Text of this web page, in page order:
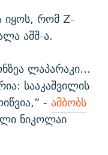
იყოს, რომ Z-
აშშ-ა.
ლაპარაკი…
სააკაშვილის
- ამბობს
ნიკოლაი